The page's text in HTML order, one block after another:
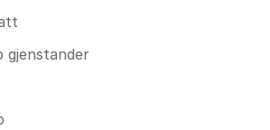
gjenstander